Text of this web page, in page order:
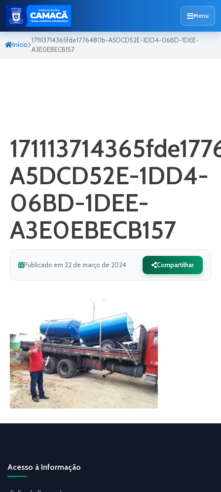
Menu
Início
171113714365fde1776480b-A5DCD52E-1DD4-06BD-1DEE-
A3E0EBECB157
A5DCD52E-1DD4-
06BD-1DEE-
A3E0EBECB157
Publicado em 22 de março de 2024 Compartilhar
Acesso à Informação